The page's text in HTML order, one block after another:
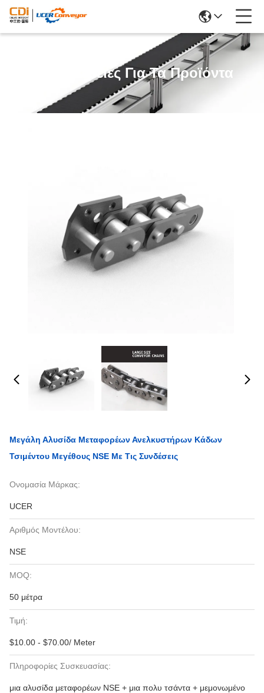
Λεπτομέρειες Για Τα Προϊόντα
Μεγάλη Αλυσίδα Μεταφορέων Ανελκυστήρων Κάδων
Τσιμέντου Μεγέθους NSE Με Τις Συνδέσεις
Ονομασία Μάρκας:
UCER
Αριθμός Μοντέλου:
NSE
MOQ:
50 μέτρα
Τιμή:
$10.00 - $70.00/ Meter
Πληροφορίες Συσκευασίας:
μια αλυσίδα μεταφορέων NSE + μια πολυ τσάντα + μεμονωμένο